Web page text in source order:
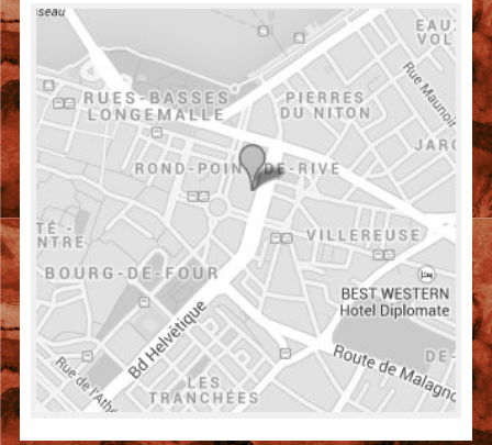
d
e
p
o
n
a
o
n
e
e
m
p
o
d